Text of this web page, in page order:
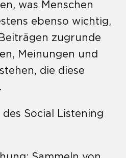
was Menschen
ebenso wichtig,
zugrunde
Meinungen und
die diese
Social Listening